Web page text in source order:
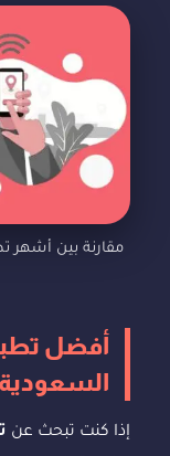
مقارنة بين
أفضل
السعودية
إذا كنت تبحث عن